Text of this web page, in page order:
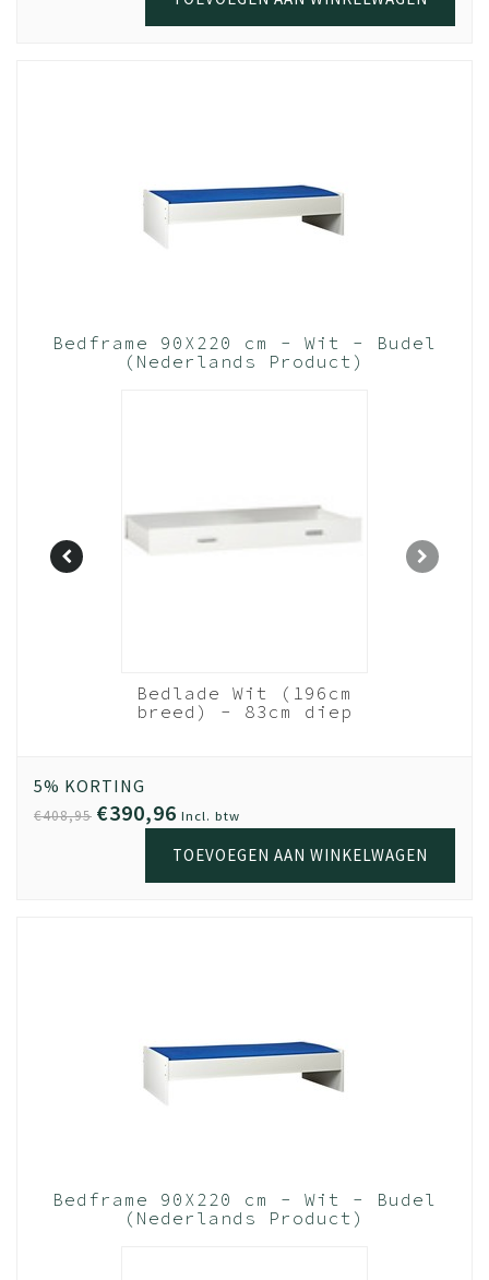
Bedframe 90X220 cm - Wit - Budel
(Nederlands Product)
Bedlade Wit (196cm
breed) - 83cm diep
5% KORTING
€408,95 €390,96 Incl. btw
TOEVOEGEN AAN WINKELWAGEN
Bedframe 90X220 cm - Wit - Budel
(Nederlands Product)